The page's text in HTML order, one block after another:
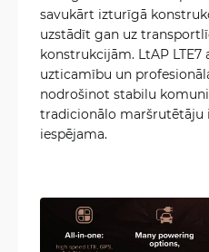
savukārt izturīgā
uzstādīt gan uz
konstrukcijām. LtAP LTE7
uzticamību un
nodrošinot stabilu
tradicionālo maršrutētāju
iespējama.